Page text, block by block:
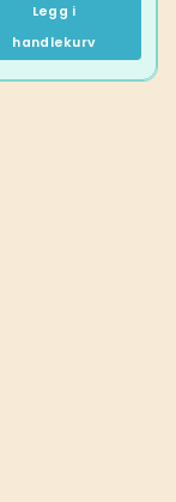
Legg i
handlekurv